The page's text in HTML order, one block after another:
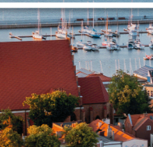
ustawienia cookies
momencie możesz
funkcjonowania
korzystanie z
przez Ciebie działania